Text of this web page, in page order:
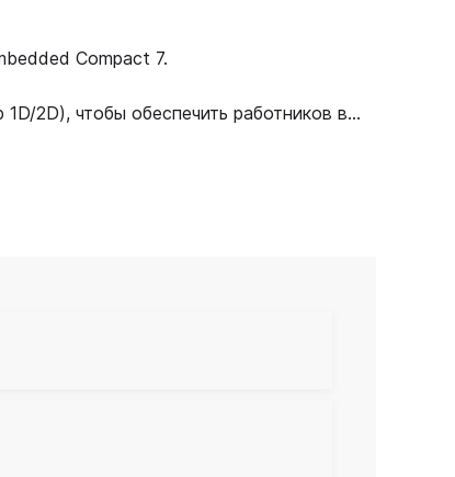
Compact 7.
2D), чтобы обеспечить работников в...